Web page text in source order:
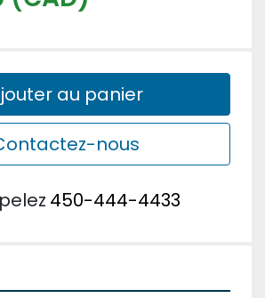
au panier
nous
450-444-4433